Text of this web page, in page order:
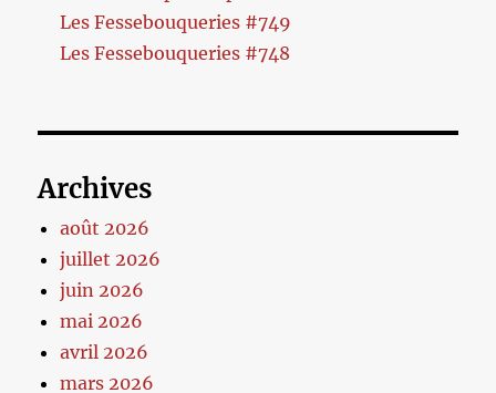
Les Fessebouqueries #749
Les Fessebouqueries #748
Archives
août 2026
juillet 2026
juin 2026
mai 2026
avril 2026
mars 2026